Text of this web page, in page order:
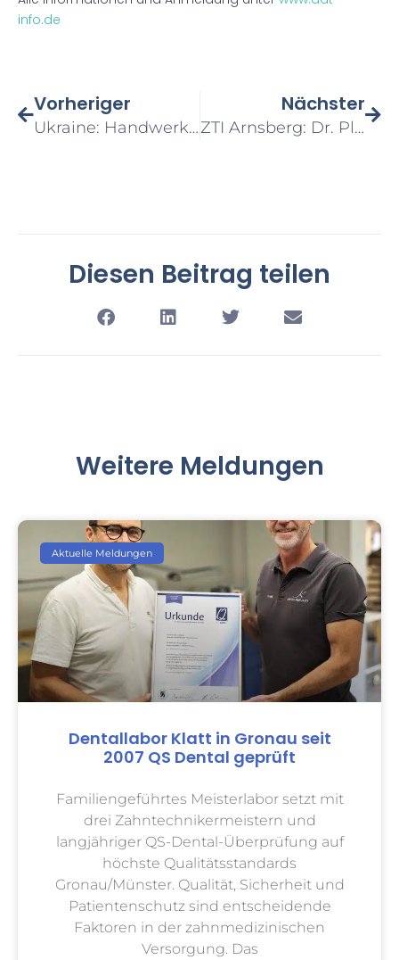
info.de
Vorheriger
Ukraine: Handwerk Steht – Handwerk Hilft
Nächster
ZTI Arnsberg: Dr. Plohmann Verabschiedet
Diesen Beitrag teilen
Weitere Meldungen
Aktuelle Meldungen
Dentallabor Klatt in Gronau seit
2007 QS Dental geprüft
Familiengeführtes Meisterlabor setzt mit
drei Zahntechnikermeistern und
langjähriger QS-Dental-Überprüfung auf
höchste Qualitätsstandards
Gronau/Münster. Qualität, Sicherheit und
Patientenschutz sind entscheidende
Faktoren in der zahnmedizinischen
Versorgung. Das